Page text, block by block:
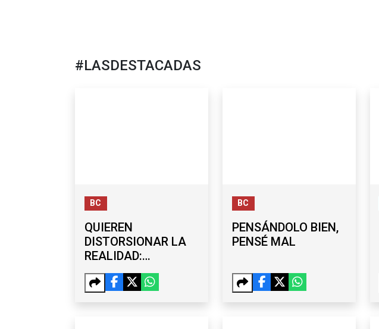
#LASDESTACADAS
BC
QUIEREN
DISTORSIONAR LA
REALIDAD:
BURGUEÑO
DESCARTA
BC
PENSÁNDOLO BIEN,
PENSÉ MAL